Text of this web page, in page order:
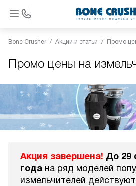
Bone Crusher Акции и статьи Промо
Промо цены на
Акция завершена! До 29
года на ряд моделей
измельчителей действуют